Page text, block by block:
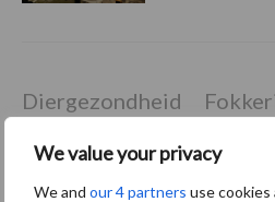
We value your privacy
We and our 4 partners use
Diergezondheid